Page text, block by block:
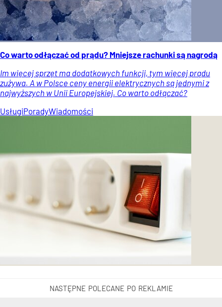
Co warto odłączać od prądu? Mniejsze rachunki są nagrodą
Im więcej sprzęt ma dodatkowych funkcji, tym więcej prądu
zużywa. A w Polsce ceny energii elektrycznych są jednymi z
najwyższych w Unii Europejskiej. Co warto odłączać?
UsługiPoradyWiadomości